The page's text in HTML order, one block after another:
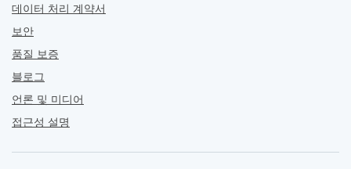
데이터 처리 계약서
보안
품질 보증
블로그
언론 및 미디어
접근성 설명